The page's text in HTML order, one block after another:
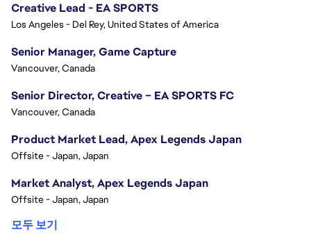
Creative Lead - EA SPORTS
Los Angeles - Del Rey, United States of America
Senior Manager, Game Capture
Vancouver, Canada
Senior Director, Creative – EA SPORTS FC
Vancouver, Canada
Product Market Lead, Apex Legends Japan
Offsite - Japan, Japan
Market Analyst, Apex Legends Japan
Offsite - Japan, Japan
모두 보기